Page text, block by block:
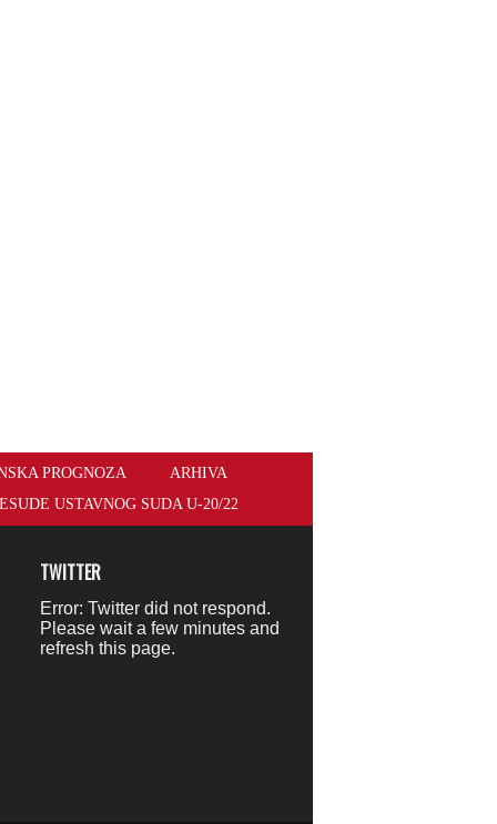
PROGNOZA
ARHIVA
USTAVNOG SUDA U-20/22
TWITTER
Error: Twitter did not respond.
Please wait a few minutes and
refresh this page.